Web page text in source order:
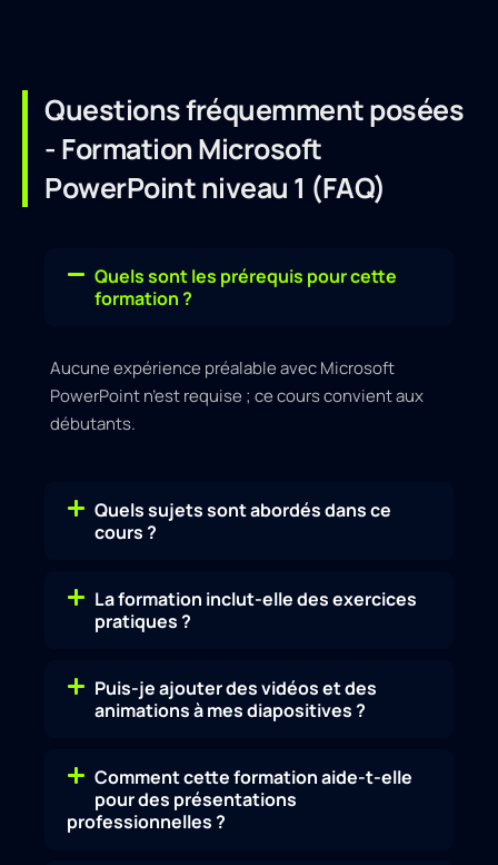
Questions fréquemment posées
- Formation Microsoft
PowerPoint niveau 1 (FAQ)
Quels sont les prérequis pour cette
formation ?
Aucune expérience préalable avec Microsoft
PowerPoint n’est requise ; ce cours convient aux
débutants.
Quels sujets sont abordés dans ce
cours ?
La formation inclut-elle des exercices
pratiques ?
Puis-je ajouter des vidéos et des
animations à mes diapositives ?
Comment cette formation aide-t-elle
pour des présentations
professionnelles ?